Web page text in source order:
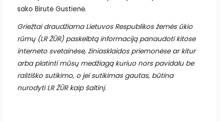
sako Birutė Gustienė.
Griežtai draudžiama Lietuvos Respublikos žemės ūkio
rūmų (LR ŽŪR) paskelbtą informaciją panaudoti kitose
interneto svetainėse, žiniasklaidos priemonėse ar kitur
arba platinti mūsų medžiagą kuriuo nors pavidalu be
raštiško sutikimo, o jei sutikimas gautas, būtina
nurodyti LR ŽŪR kaip šaltinį.